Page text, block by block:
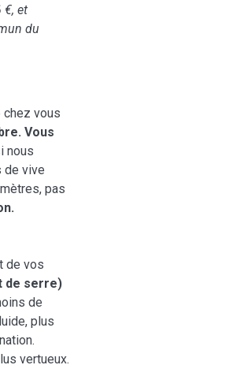
€, et
du
chez vous
Vous
nous
de vive
pas
de vos
de serre)
de
plus
vertueux.